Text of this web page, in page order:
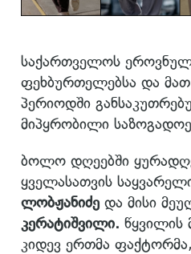
საქართველოს
ფეხბურთელებსა და
პერიოდში
მიპყრობილი
ბოლო დღეებში
ყველასათვის
ლობჟანიძე და მისი
კერატიშვილი. წყვილის
კიდევ ერთმა